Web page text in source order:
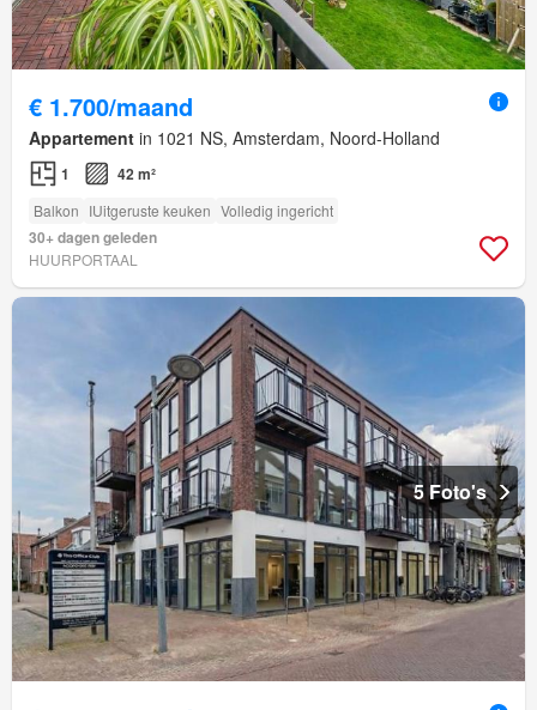
€ 1.700/maand
Appartement in 1021 NS, Amsterdam, Noord-Holland
1 42 m²
Balkon IUitgeruste keuken Volledig ingericht
30+ dagen geleden
HUURPORTAAL
5 Foto's